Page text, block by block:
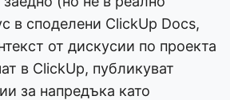
в споделени ClickUp Docs,
от дискусии по проекта
в ClickUp, публикуват
за напредъка като